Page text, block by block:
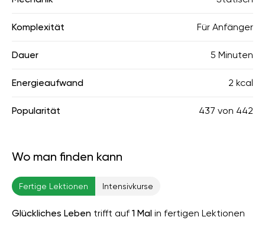
Komplexität Für Anfänger
Dauer 5 Minuten
Energieaufwand 2 kcal
Popularität 437 von 442
Wo man finden kann
Fertige Lektionen Intensivkurse
Glückliches Leben trifft auf 1 Mal in fertigen Lektionen